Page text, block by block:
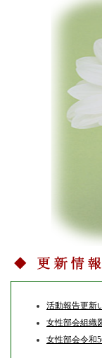
活動報告更新
女性部会組織
女性部会令和